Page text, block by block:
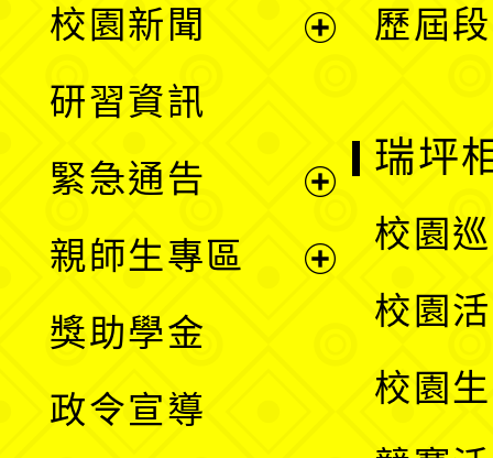
單
校園新聞
選
單
研習資訊
緊急通告
親師生專區
獎助學金
政令宣導
歷屆
瑞坪
校園
校園
校園